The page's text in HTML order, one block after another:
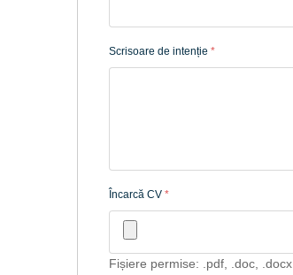
Scrisoare de intenție *
Încarcă CV *
Fișiere permise: .pdf, .doc, .docx